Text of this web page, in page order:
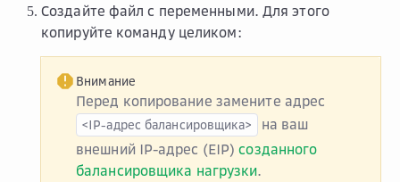
Создайте файл с переменными. Для этого
копируйте команду целиком:
Внимание
Перед копирование замените адрес
<IP-адрес балансировщика>
на ваш
внешний IP-адрес (EIP)созданного
балансировщика нагрузки.